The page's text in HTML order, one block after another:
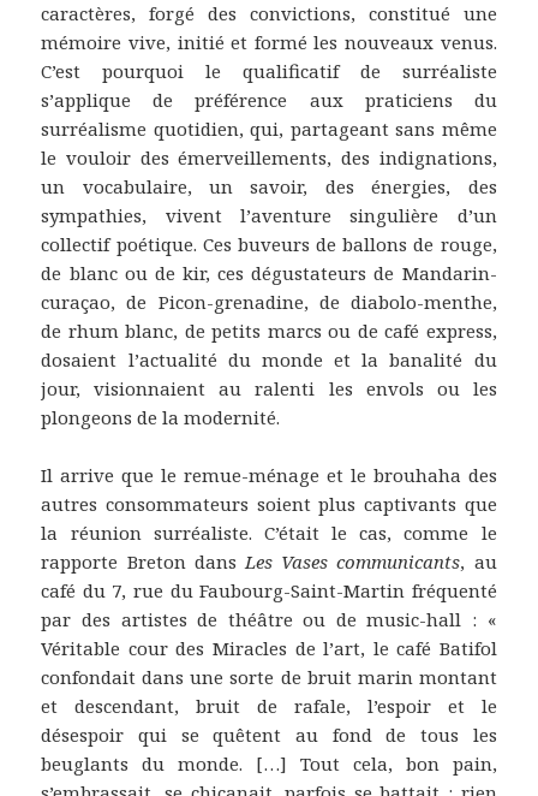
caractères, forgé des convictions, constitué une
mémoire vive, initié et formé les nouveaux venus.
C’est pourquoi le qualificatif de surréaliste
s’applique de préférence aux praticiens du
surréalisme quotidien, qui, partageant sans même
le vouloir des émerveillements, des indignations,
un vocabulaire, un savoir, des énergies, des
sympathies, vivent l’aventure singulière d’un
collectif poétique. Ces buveurs de ballons de rouge,
de blanc ou de kir, ces dégustateurs de Mandarin-
curaçao, de Picon-grenadine, de diabolo-menthe,
de rhum blanc, de petits marcs ou de café express,
dosaient l’actualité du monde et la banalité du
jour, visionnaient au ralenti les envols ou les
plongeons de la modernité.
Il arrive que le remue-ménage et le brouhaha des
autres consommateurs soient plus captivants que
la réunion surréaliste. C’était le cas, comme le
rapporte Breton dansLes Vases communicants, au
café du 7, rue du Faubourg-Saint-Martin fréquenté
par des artistes de théâtre ou de music-hall : «
Véritable cour des Miracles de l’art, le café Batifol
confondait dans une sorte de bruit marin montant
et descendant, bruit de rafale, l’espoir et le
désespoir qui se quêtent au fond de tous les
beuglants du monde. […] Tout cela, bon pain,